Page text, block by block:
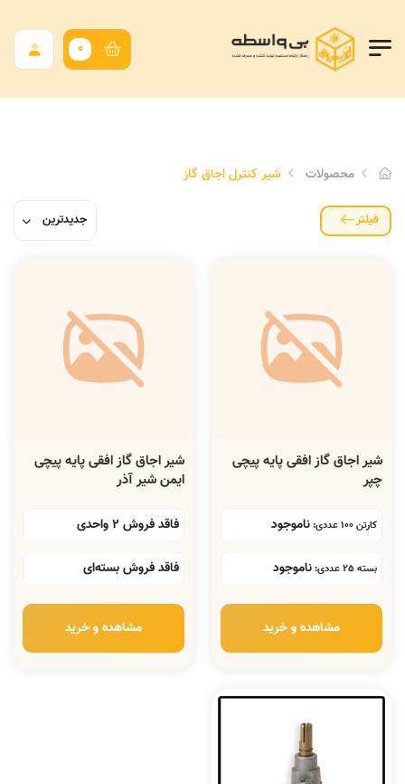
0
محصولات شیر کنترل اجاق گاز
فیلتر
شیر اجاق گاز افقی پایه پیچی
چپر
کارتن 100 عددی: ناموجود
بسته 25 عددی: ناموجود
مشاهده و خرید
شیر اجاق گاز افقی پایه پیچی
ایمن شیر آذر
فاقد فروش 2 واحدی
فاقد فروش بسته‌ای
مشاهده و خرید